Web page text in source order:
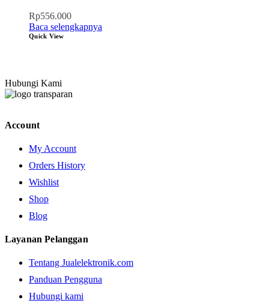
Rp556.000
Baca selengkapnya
Quick View
Hubungi Kami
Account
My Account
Orders History
Wishlist
Shop
Blog
Layanan Pelanggan
Tentang Jualelektronik.com
Panduan Pengguna
Hubungi kami